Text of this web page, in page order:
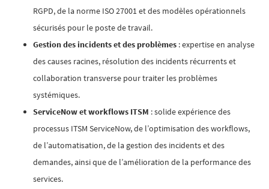
RGPD, de la norme ISO 27001 et des modèles opérationnels
sécurisés pour le poste de travail.
Gestion des incidents et des problèmes : expertise en analyse
des causes racines, résolution des incidents récurrents et
collaboration transverse pour traiter les problèmes
systémiques.
ServiceNow et workflows ITSM : solide expérience des
processus ITSM ServiceNow, de l’optimisation des workflows,
de l’automatisation, de la gestion des incidents et des
demandes, ainsi que de l’amélioration de la performance des
services.